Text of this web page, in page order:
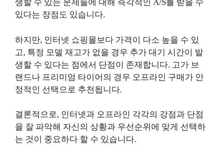
생할 수 있는 문제들에 대해 즉각적인 A/S를 받을 수
있다는 장점도 있습니다.
하지만, 인터넷 쇼핑몰보다 가격이 다소 높을 수 있
고, 특정 모델 재고가 없을 경우 추가 대기 시간이 발
생할 수 있다는 점에서 단점이 존재합니다. 고가 브
랜드나 프리미엄 타이어의 경우 오프라인 구매가 안
정적인 선택으로 추천됩니다.
결론적으로, 인터넷과 오프라인 각각의 강점과 단점
을 잘 파악해 자신의 상황과 우선순위에 맞게 선택하
는 것이 중요하다 할 수 있습니다.